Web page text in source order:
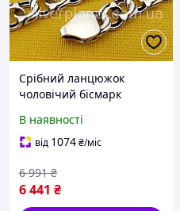
Срібний ланцюжок
чоловічий бісмарк
ланцюг на шию
чоловічий 7 мм
В наявності
від 1074₴/міс
6 441 ₴
6 991 ₴